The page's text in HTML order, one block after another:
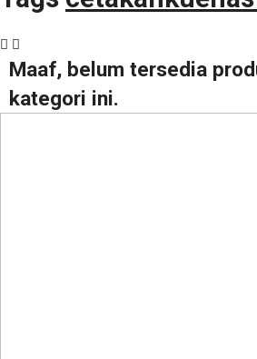
Maaf, belum tersedia
kategori ini.